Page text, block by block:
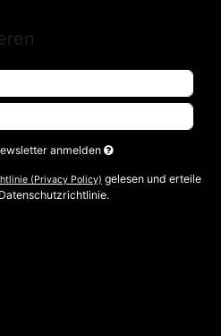
anmelden
(Privacy Policy) gelesen und erteile